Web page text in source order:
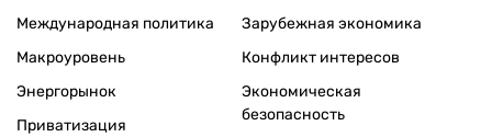
Международная политика
Макроуровень
Энергорынок
Приватизация
Зарубежная экономика
Конфликт интересов
Экономическая
безопасность